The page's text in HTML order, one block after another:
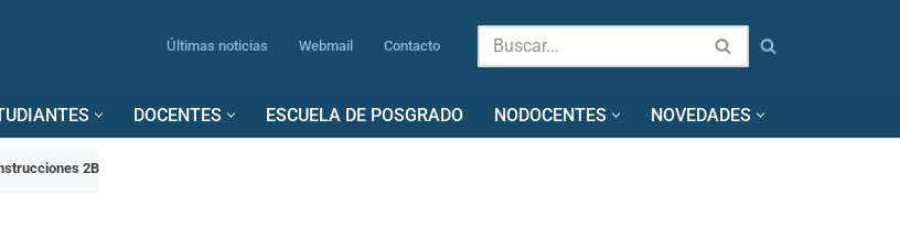
Últimas noticias Webmail Contacto
DOCENTES ESCUELA DE POSGRADO NODOCENTES NOVEDADES
2B